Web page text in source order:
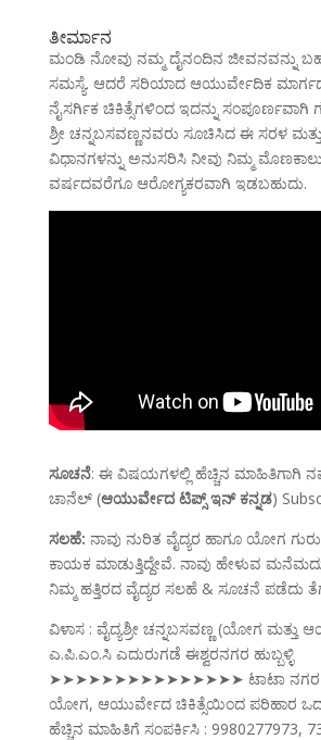
ತೀರ್ಮಾನ
ಮಂಡಿ ನೋವು ನಮ್ಮ ದೈನಂದಿನ ಜೀವನವನ್ನು
ಸಮಸ್ಯೆ. ಆದರೆ ಸರಿಯಾದ ಆಯುರ್ವೇದಿಕ
ನೈಸರ್ಗಿಕ ಚಿಕಿತ್ಸೆಗಳಿಂದ ಇದನ್ನು ಸಂಪೂರ್ಣವಾಗಿ
ಶ್ರೀ ಚನ್ನಬಸವಣ್ಣನವರು ಸೂಚಿಸಿದ ಈ ಸರಳ
ವಿಧಾನಗಳನ್ನು ಅನುಸರಿಸಿ ನೀವು ನಿಮ್ಮ
ವರ್ಷದವರೆಗೂ ಆರೋಗ್ಯಕರವಾಗಿ ಇಡಬಹುದು.
ಸೂಚನೆ: ಈ ವಿಷಯಗಳಲ್ಲಿ ಹೆಚ್ಚಿನ ಮಾಹಿತಿಗಾಗಿ
ಚಾನೆಲ್ (ಆಯುರ್ವೇದ ಟಿಪ್ಸ್ ಇನ್ ಕನ್ನಡ)
ಸಲಹೆ: ನಾವು ನುರಿತ ವೈದ್ಯರ ಹಾಗೂ ಯೋಗ
ಕಾಯಕ ಮಾಡುತ್ತಿದ್ದೇವೆ. ನಾವು ಹೇಳುವ
ನಿಮ್ಮ ಹತ್ತಿರದ ವೈದ್ಯರ ಸಲಹೆ & ಸೂಚನೆ ಪಡೆದು
ವಿಳಾಸ : ವೈದ್ಯಶ್ರೀ ಚನ್ನಬಸವಣ್ಣ (ಯೋಗ ಮತ್ತು
ಎ.ಪಿ.ಎಂ.ಸಿ ಎದುರುಗಡೆ ಈಶ್ವರನಗರ ಹುಬ್ಬಳ್ಳಿ
➤➤➤➤➤➤➤➤➤➤➤➤➤➤➤ ಟಾಟಾ ನಗರ
ಯೋಗ, ಆಯುರ್ವೇದ ಚಿಕಿತ್ಸೆಯಿಂದ ಪರಿಹಾರ
ಹೆಚ್ಚಿನ ಮಾಹಿತಿಗೆ ಸಂಪರ್ಕಿಸಿ : 9980277973,